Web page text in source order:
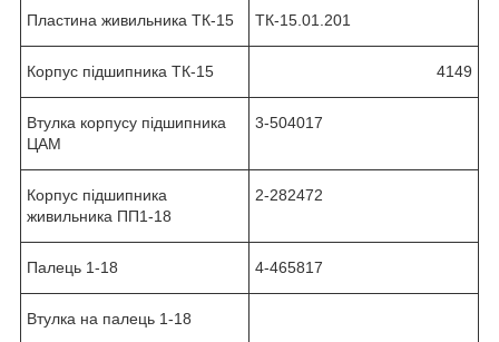
Пластина живильника ТК-15 ТК-15.01.201
Корпус підшипника ТК-15 4149
Втулка корпусу підшипника
ЦАМ
3-504017
Корпус підшипника
живильника ПП1-18
2-282472
Палець 1-18 4-465817
Втулка на палець 1-18